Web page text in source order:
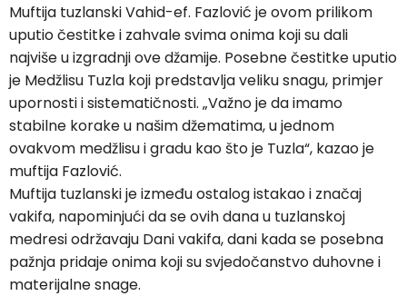
Muftija tuzlanski Vahid-ef. Fazlović je ovom prilikom
uputio čestitke i zahvale svima onima koji su dali
najviše u izgradnji ove džamije. Posebne čestitke uputio
je Medžlisu Tuzla koji predstavlja veliku snagu, primjer
upornosti i sistematičnosti. „Važno je da imamo
stabilne korake u našim džematima, u jednom
ovakvom medžlisu i gradu kao što je Tuzla“, kazao je
muftija Fazlović.
Muftija tuzlanski je između ostalog istakao i značaj
vakifa, napominjući da se ovih dana u tuzlanskoj
medresi održavaju Dani vakifa, dani kada se posebna
pažnja pridaje onima koji su svjedočanstvo duhovne i
materijalne snage.